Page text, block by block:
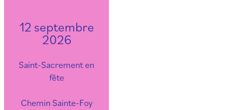
12 septembre
2026
Saint-Sacrement en
fête
Chemin Sainte-Foy